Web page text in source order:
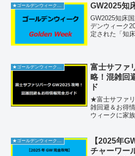
や割安な周遊
★ゴールデンウィーク2026 GW2025知
GW2025知床
デンウィーク
定された「知
ができ、流氷
★ゴールデンウィーク2026
富士サファ
略！混雑回
ド
★富士サファ
雑回避＆お得
ウィークに家
渋滞が気にな
は、混雑を避
★ゴールデンウィーク2026
【2025年
チャーワー